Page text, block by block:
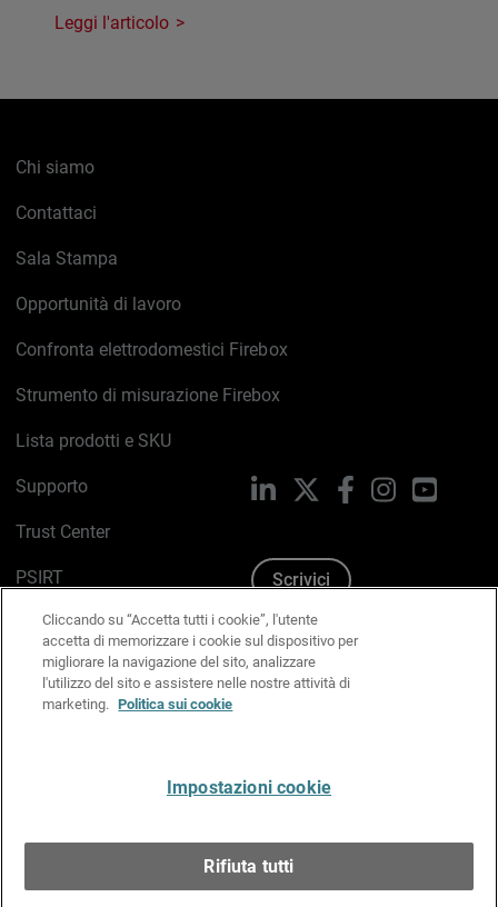
Leggi l'articolo
Chi siamo
Contattaci
Sala Stampa
Opportunità di lavoro
Confronta elettrodomestici Firebox
Strumento di misurazione Firebox
Lista prodotti e SKU
Supporto
Trust Center
PSIRT
Politica sui cookie
Informativa sulla privacy
Kit Media & Brand
LinkedIn FacebookInstagram
Scrivici
Cliccando su “Accetta tutti i cookie”, l'utente
accetta di memorizzare i cookie sul dispositivo per
migliorare la navigazione del sito, analizzare
l'utilizzo del sito e assistere nelle nostre attività di
marketing. Politica sui cookie
Impostazioni cookie
Rifiuta tutti